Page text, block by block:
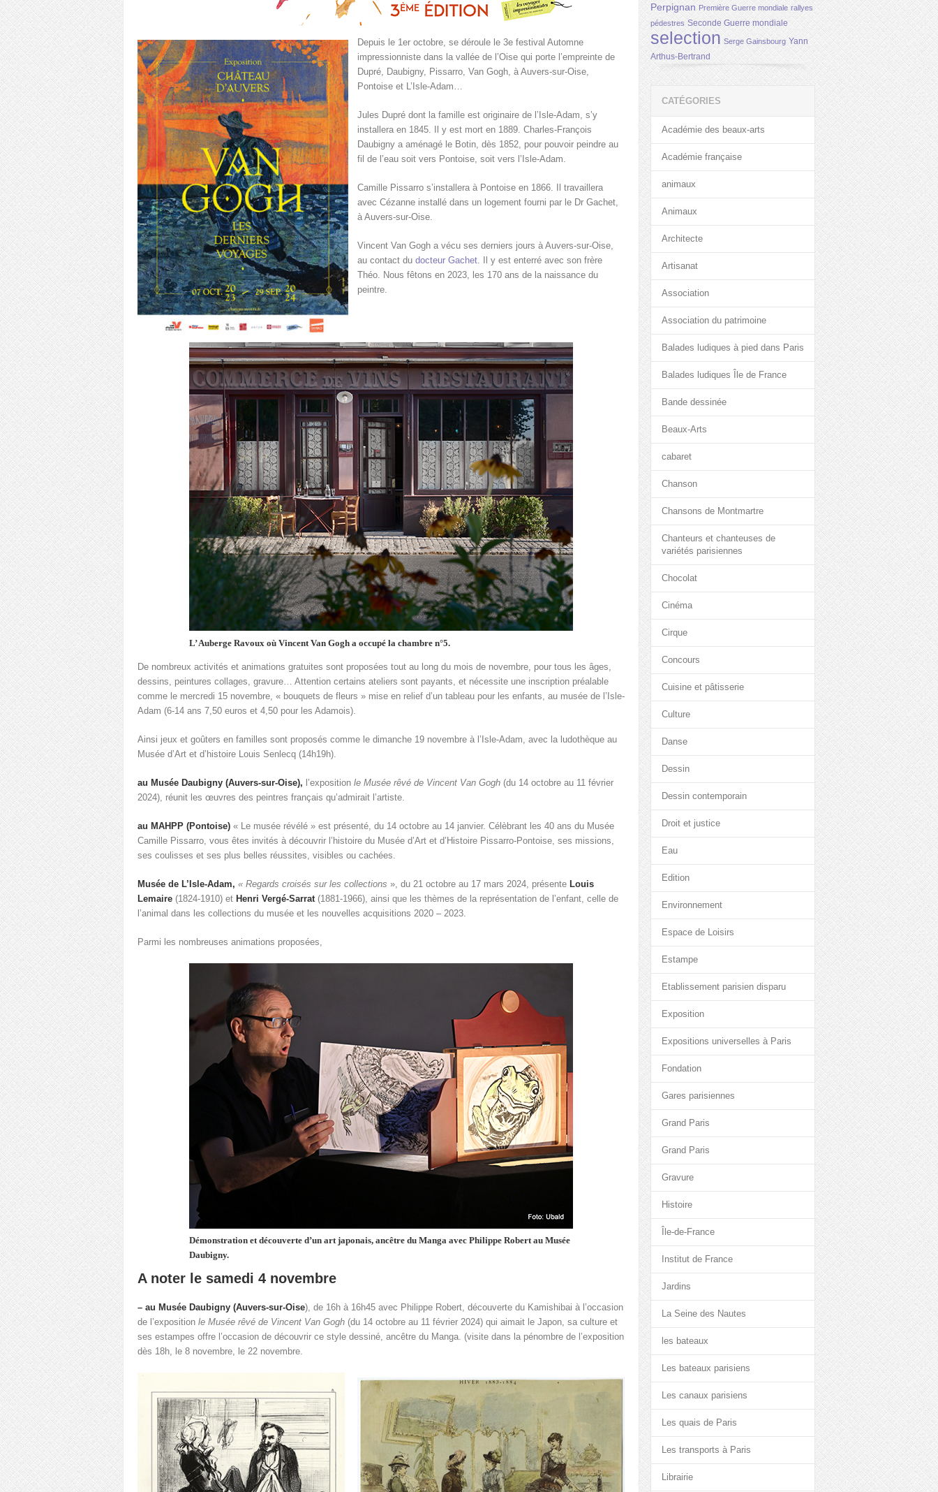
Depuis le 1er octobre, se déroule le 3e festival Automne
impressionniste dans la vallée de l’Oise qui porte l’empreinte de
Dupré, Daubigny, Pissarro, Van Gogh, à Auvers-sur-Oise,
Pontoise et L’Isle-Adam…
Jules Dupré dont la famille est originaire de l’Isle-Adam, s’y
installera en 1845. Il y est mort en 1889. Charles-François
Daubigny a aménagé le Botin, dès 1852, pour pouvoir peindre au
fil de l’eau soit vers Pontoise, soit vers l’Isle-Adam.
Camille Pissarro s’installera à Pontoise en 1866. Il travaillera
avec Cézanne installé dans un logement fourni par le Dr Gachet,
à Auvers-sur-Oise.
Vincent Van Gogh a vécu ses derniers jours à Auvers-sur-Oise,
au contact du docteur Gachet. Il y est enterré avec son frère
Théo. Nous fêtons en 2023, les 170 ans de la naissance du
peintre.
L’ Auberge Ravoux où Vincent Van Gogh a occupé la chambre n°5.
De nombreux activités et animations gratuites sont proposées tout au long du mois de novembre, pour tous les âges,
dessins, peintures collages, gravure… Attention certains ateliers sont payants, et nécessite une inscription préalable
comme le mercredi 15 novembre, « bouquets de fleurs » mise en relief d’un tableau pour les enfants, au musée de l’Isle-
Adam (6-14 ans 7,50 euros et 4,50 pour les Adamois).
Ainsi jeux et goûters en familles sont proposés comme le dimanche 19 novembre à l’Isle-Adam, avec la ludothèque au
Musée d’Art et d’histoire Louis Senlecq (14h19h).
au Musée Daubigny (Auvers-sur-Oise), l’exposition le Musée rêvé de Vincent Van Gogh (du 14 octobre au 11 février
2024), réunit les œuvres des peintres français qu’admirait l’artiste.
au MAHPP (Pontoise) « Le musée révélé » est présenté, du 14 octobre au 14 janvier. Célèbrant les 40 ans du Musée
Camille Pissarro, vous êtes invités à découvrir l’histoire du Musée d’Art et d’Histoire Pissarro-Pontoise, ses missions,
ses coulisses et ses plus belles réussites, visibles ou cachées.
Musée de L’Isle-Adam, « Regards croisés sur les collections », du 21 octobre au 17 mars 2024, présente Louis
Lemaire (1824-1910) et Henri Vergé-Sarrat (1881-1966), ainsi que les thèmes de la représentation de l’enfant, celle de
l’animal dans les collections du musée et les nouvelles acquisitions 2020 – 2023.
Parmi les nombreuses animations proposées,
Démonstration et découverte d’un art japonais, ancêtre du Manga avec Philippe Robert au Musée
Daubigny.
A noter le samedi 4 novembre
– au Musée Daubigny (Auvers-sur-Oise), de 16h à 16h45 avec Philippe Robert, découverte du Kamishibai à l’occasion
de l’exposition le Musée rêvé de Vincent Van Gogh (du 14 octobre au 11 février 2024) qui aimait le Japon, sa culture et
ses estampes offre l’occasion de découvrir ce style dessiné, ancêtre du Manga. (visite dans la pénombre de l’exposition
dès 18h, le 8 novembre, le 22 novembre.
Perpignan Première Guerre mondiale rallyes
pédestres Seconde Guerre mondiale
selection Serge Gainsbourg Yann
Arthus-Bertrand
CATÉGORIES
Académie des beaux-arts
Académie française
animaux
Animaux
Architecte
Artisanat
Association
Association du patrimoine
Balades ludiques à pied dans Paris
Balades ludiques Île de France
Bande dessinée
Beaux-Arts
cabaret
Chanson
Chansons de Montmartre
Chanteurs et chanteuses de
variétés parisiennes
Chocolat
Cinéma
Cirque
Concours
Cuisine et pâtisserie
Culture
Danse
Dessin
Dessin contemporain
Droit et justice
Eau
Edition
Environnement
Espace de Loisirs
Estampe
Etablissement parisien disparu
Exposition
Expositions universelles à Paris
Fondation
Gares parisiennes
Grand Paris
Grand Paris
Gravure
Histoire
Île-de-France
Institut de France
Jardins
La Seine des Nautes
les bateaux
Les bateaux parisiens
Les canaux parisiens
Les quais de Paris
Les transports à Paris
Librairie